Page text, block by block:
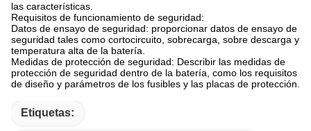
las características.
Requisitos de funcionamiento de seguridad:
Datos de ensayo de seguridad: proporcionar datos de ensayo de
seguridad tales como cortocircuito, sobrecarga, sobre descarga y
temperatura alta de la batería.
Medidas de protección de seguridad: Describir las medidas de
protección de seguridad dentro de la batería, como los requisitos
de diseño y parámetros de los fusibles y las placas de protección.
Etiquetas: